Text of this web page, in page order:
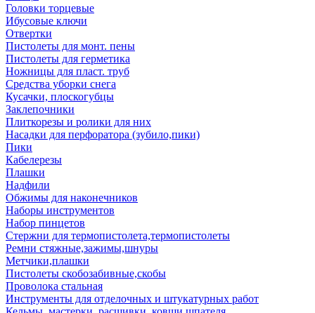
Головки торцевые
Ибусовые ключи
Отвертки
Пистолеты для монт. пены
Пистолеты для герметика
Ножницы для пласт. труб
Средства уборки снега
Кусачки, плоскогубцы
Заклепочники
Плиткорезы и ролики для них
Насадки для перфоратора (зубило,пики)
Пики
Кабелерезы
Плашки
Надфили
Обжимы для наконечников
Наборы инструментов
Набор пинцетов
Стержни для термопистолета,термопистолеты
Ремни стяжные,зажимы,шнуры
Метчики,плашки
Пистолеты скобозабивные,скобы
Проволока стальная
Инструменты для отделочных и штукатурных работ